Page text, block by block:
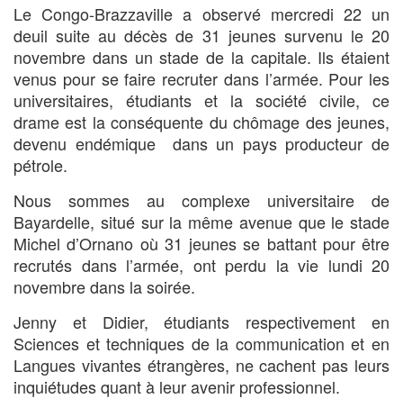
Le Congo-Brazzaville a observé mercredi 22 un
deuil suite au décès de 31 jeunes survenu le 20
novembre dans un stade de la capitale. Ils étaient
venus pour se faire recruter dans l’armée. Pour les
universitaires, étudiants et la société civile, ce
drame est la conséquente du chômage des jeunes,
devenu endémique dans un pays producteur de
pétrole.
Nous sommes au complexe universitaire de
Bayardelle, situé sur la même avenue que le stade
Michel d’Ornano où 31 jeunes se battant pour être
recrutés dans l’armée, ont perdu la vie lundi 20
novembre dans la soirée.
Jenny et Didier, étudiants respectivement en
Sciences et techniques de la communication et en
Langues vivantes étrangères, ne cachent pas leurs
inquiétudes quant à leur avenir professionnel.